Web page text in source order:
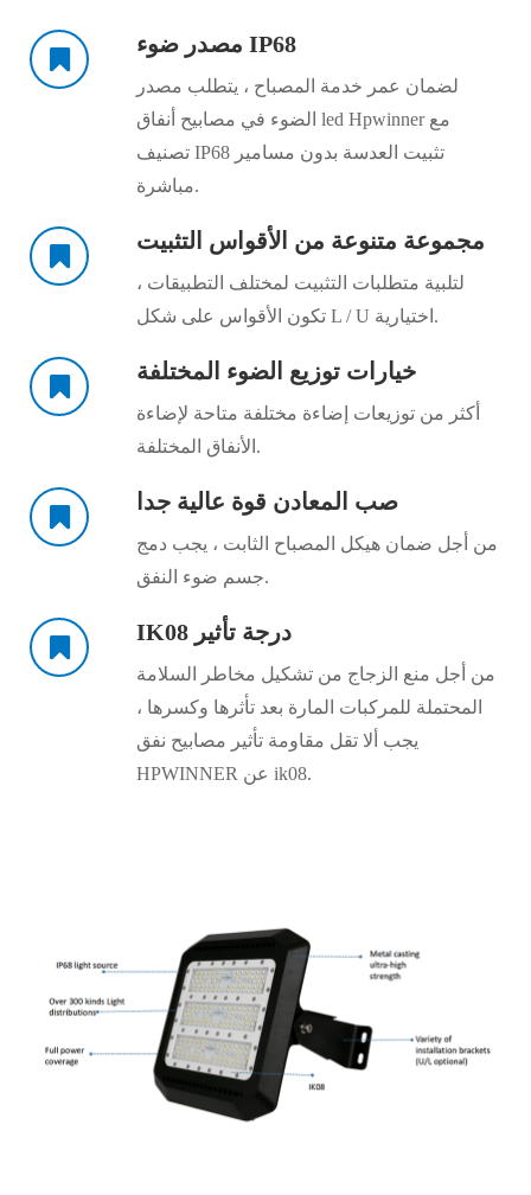
مصدر ضوء IP68
لضمان عمر خدمة المصباح ، يتطلب مصدر
الضوء في مصابيح أنفاق led Hpwinner مع
تصنيف IP68 تثبيت العدسة بدون مسامير
مباشرة.
مجموعة متنوعة من الأقواس التثبيت
لتلبية متطلبات التثبيت لمختلف التطبيقات ،
تكون الأقواس على شكل L / U اختيارية.
خيارات توزيع الضوء المختلفة
أكثر من توزيعات إضاءة مختلفة متاحة لإضاءة
الأنفاق المختلفة.
صب المعادن قوة عالية جدا
من أجل ضمان هيكل المصباح الثابت ، يجب دمج
جسم ضوء النفق.
IK08 درجة تأثير
من أجل منع الزجاج من تشكيل مخاطر السلامة
المحتملة للمركبات المارة بعد تأثرها وكسرها ،
يجب ألا تقل مقاومة تأثير مصابيح نفق
HPWINNER عن ik08.